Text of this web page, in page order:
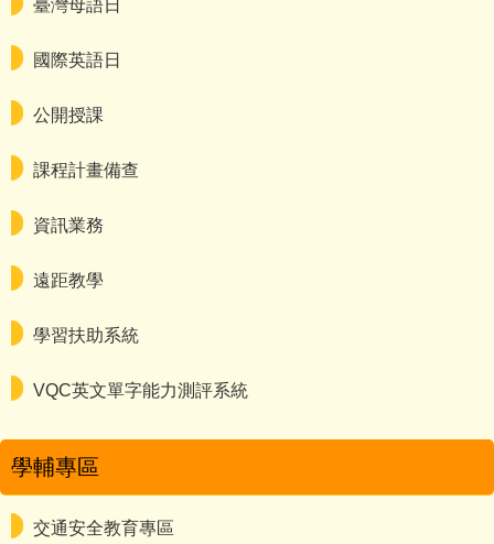
臺灣母語日
國際英語日
公開授課
課程計畫備查
資訊業務
遠距教學
學習扶助系統
VQC英文單字能力測評系統
學輔專區
交通安全教育專區